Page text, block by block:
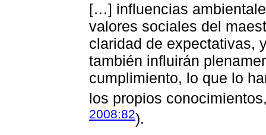
[…] influencias
valores sociales del
claridad de expectativas,
también influirán
cumplimiento, lo que lo
los propios
2008:82).